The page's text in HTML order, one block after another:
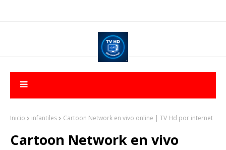
Inicio infantiles Cartoon Network en vivo online | TV Hd por internet
Cartoon Network en vivo